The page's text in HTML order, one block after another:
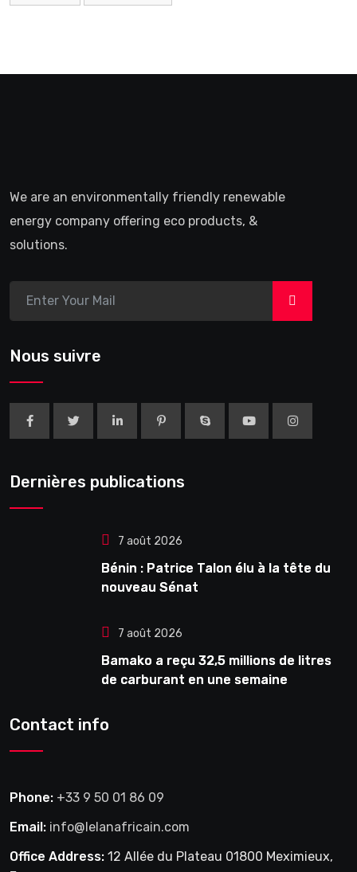
We are an environmentally friendly renewable
energy company offering eco products, &
solutions.
>
Nous suivre
Dernières publications
7 août 2026
Bénin : Patrice Talon élu à la tête du
nouveau Sénat
7 août 2026
Bamako a reçu 32,5 millions de litres
de carburant en une semaine
Contact info
Phone: +33 9 50 01 86 09
Email: info@lelanafricain.com
Office Address: 12 Allée du Plateau 01800 Meximieux,